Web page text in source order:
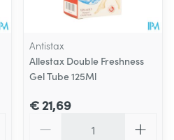
Antistax
Allestax Double Freshness
Gel Tube 125Ml
€ 21,69